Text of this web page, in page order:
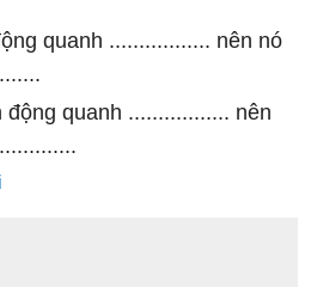
quanh ................. nên nó
động quanh ................. nên